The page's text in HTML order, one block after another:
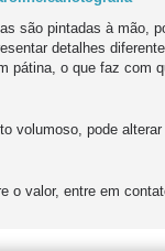
são pintadas à mão,
detalhes
pátina, o que faz com
volumoso, pode
o valor, entre em